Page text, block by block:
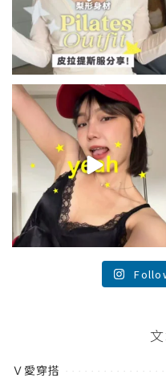
summer outfit⋆.˚✮🎧✮˚.⋆
夏日穿搭最需要單品！...
755 43
Ｖ愛穿搭